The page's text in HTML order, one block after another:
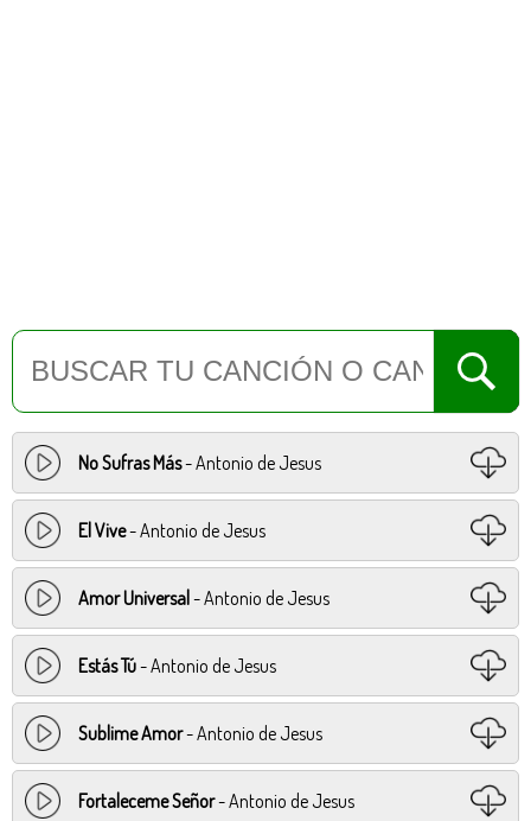
No Sufras Más- Antonio de Jesus
El Vive- Antonio de Jesus
Amor Universal- Antonio de Jesus
Estás Tú- Antonio de Jesus
Sublime Amor- Antonio de Jesus
Fortaleceme Señor- Antonio de Jesus